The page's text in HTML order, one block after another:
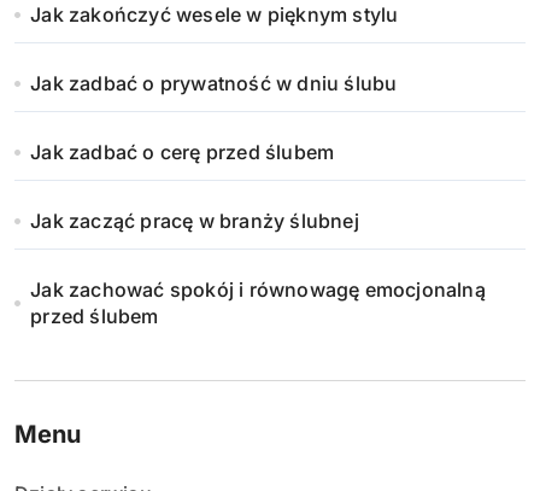
Jak zakończyć wesele w pięknym stylu
Jak zadbać o prywatność w dniu ślubu
Jak zadbać o cerę przed ślubem
Jak zacząć pracę w branży ślubnej
Jak zachować spokój i równowagę emocjonalną
przed ślubem
Menu